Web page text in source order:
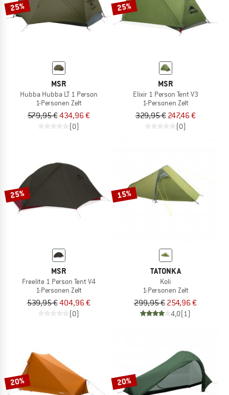
25%
MSR
Hubba Hubba LT 1 Person
1-Personen Zelt
579,95 €434,96 €
(0)
25%
MSR
Elixir 1 Person Tent V3
1-Personen Zelt
329,95 € 247,46 €
(0)
25%
MSR
Freelite 1 Person Tent V4
1-Personen Zelt
539,95 €404,96 €
(0)
15%
TATONKA
Koli
1-Personen Zelt
299,95 € 254,96 €
4,0(1)
20% 20%